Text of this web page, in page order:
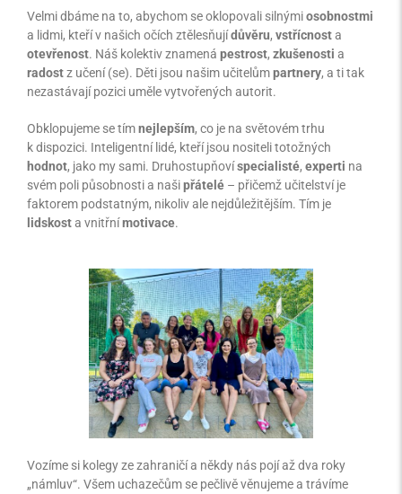
Velmi dbáme na to, abychom se oklopovali silnýmiosobnostmi
a lidmi, kteří v našich očích ztělesňujídůvěru, vstřícnosta
otevřenost. Náš kolektiv znamená pestrost, zkušenosti a
radostz učení (se). Děti jsou našim učitelůmpartnery, a ti tak
nezastávají pozici uměle vytvořených autorit.
Obklopujeme se tímnejlepším, co je na světovém trhu
k dispozici. Inteligentní lidé, kteří jsou nositeli totožných
hodnot, jako my sami. Druhostupňovíspecialisté, experti na
svém poli působnosti a našipřátelé – přičemž učitelství je
faktorem podstatným, nikoliv ale nejdůležitějším. Tím je
lidskosta vnitřnímotivace.
Vozíme si kolegy ze zahraničí a někdy nás pojí až dva roky
„námluv“. Všem uchazečům se pečlivě věnujeme a trávíme